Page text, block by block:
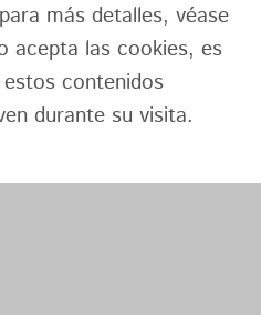
más detalles, véase
acepta las cookies, es
contenidos
durante su visita.